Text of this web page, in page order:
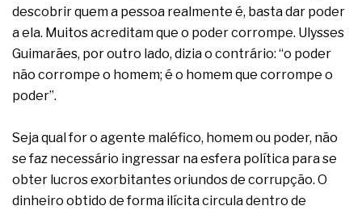
descobrir quem a pessoa realmente é, basta dar poder
a ela. Muitos acreditam que o poder corrompe. Ulysses
Guimarães, por outro lado, dizia o contrário: “o poder
não corrompe o homem; é o homem que corrompe o
poder”.
Seja qual for o agente maléfico, homem ou poder, não
se faz necessário ingressar na esfera política para se
obter lucros exorbitantes oriundos de corrupção. O
dinheiro obtido de forma ilícita circula dentro de